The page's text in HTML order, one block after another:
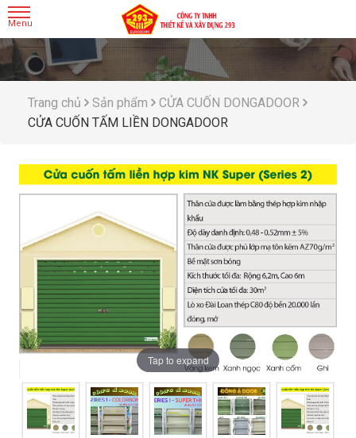
Trang chủ Sản phẩm
CỬA CUỐN DONGADOOR
CỬA CUỐN TẤM LIỀN DONGADOOR
Tap to expand